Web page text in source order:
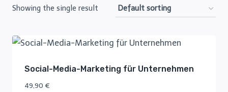
Showing the single result
Social-Media-Marketing für Unternehmen
49,90 €